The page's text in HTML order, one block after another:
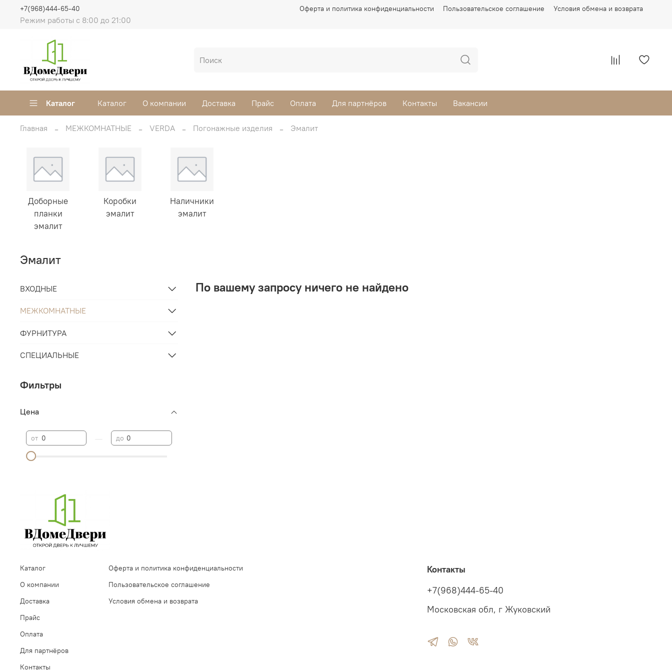
Оферта и политика конфиденциальности Пользовательское соглашение Условия обмена и возврата
Режим работы с 8:00 до 21:00
+7(968)444-65-40
Каталог Каталог О компании Доставка Прайс Оплата Для партнёров Контакты Вакансии
Главная МЕЖКОМНАТНЫЕ VERDA Погонажные изделия Эмалит
Доборные
планки
эмалит
Коробки
эмалит
Наличники
эмалит
Эмалит
По вашему запросу ничего не найдено
ВХОДНЫЕ
МЕЖКОМНАТНЫЕ
ФУРНИТУРА
СПЕЦИАЛЬНЫЕ
Фильтры
Цена
от до
Каталог
О компании
Доставка
Прайс
Оплата
Для партнёров
Контакты
Оферта и политика конфиденциальности
Пользовательское соглашение
Условия обмена и возврата
Контакты
+7(968)444-65-40
Московская обл, г Жуковский